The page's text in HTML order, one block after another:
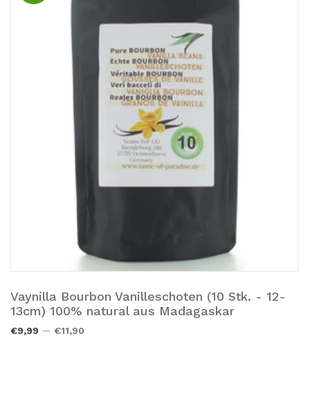
Vaynilla Bourbon Vanilleschoten (10 Stk. - 12-
13cm) 100% natural aus Madagaskar
Zum Warenkorb hinzufügen.
€9,99 €11,90